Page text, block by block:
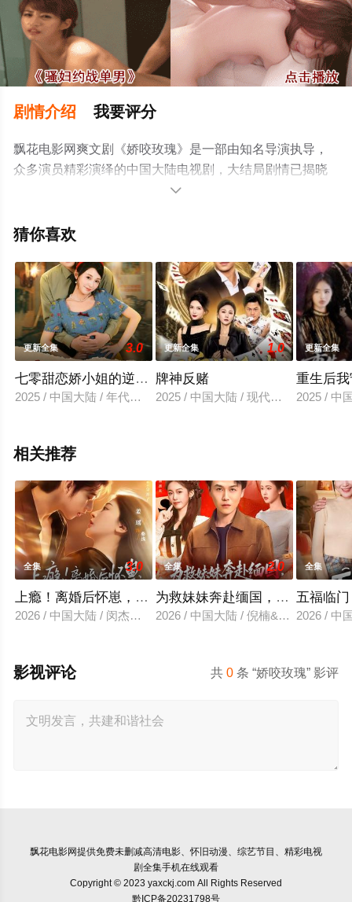
剧情介绍 我要评分
飘花电影网爽文剧《娇咬玫瑰》是一部由知名导演执导，
众多演员精彩演绎的中国大陆电视剧，大结局剧情已揭晓
（更新全集），手机免费观看高清无删减完整版电视剧全
视猫或剧情网等平台了解。

猜你喜欢
更新全集 3.0
七零甜恋娇小姐的逆袭甜婚
2025 / 中国大陆 / 年代穿越
更新全集 1.0
牌神反赌
2025 / 中国大陆 / 现代都市
更新全集
重生后
2025 / 中
相关推荐
全集 3.0
上瘾！离婚后怀崽，前夫要她同居
2026 / 中国大陆 / 闵杰＆姜瑶
全集 2.0
为救妹妹奔赴缅国，我以千术定
2026 / 中国大陆 / 倪楠&大蒲
全集
五福临
2026 / 中
共0 条 “娇咬玫瑰” 影评
影视评论
飘花电影网提供免费未删减高清电影、怀旧动漫、综艺节目、精彩电视
剧全集手机在线观看
Copyright © 2023 yaxckj.com All Rights Reserved
黔ICP备20231798号